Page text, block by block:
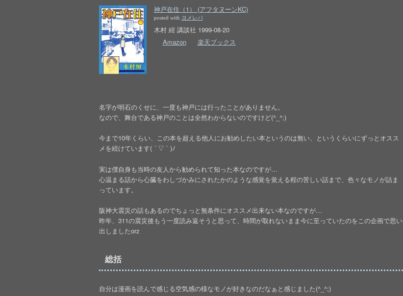
神戸在住（1） (アフタヌーンKC)
posted with ヨメレバ
木村 紺 講談社 1999-08-20
Amazon
楽天ブックス
名字が明石のくせに、一度も神戸には行ったことがありません。
なので、舞台である神戸のことは全然わからないのですけど(^_^;)
今まで10年くらい、この本を超える他人にお勧めしたい本というのは無い、というくらいにずっとオスス
メを続けています( ´ ▽ ` )ﾉ
実は僕自身も当時の友人から勧められて知った本なのですが…
心温まる話から心臓をわしづかみにされたかのような感覚を覚える程の苦しい話まで、色々なモノが詰ま
っています。
阪神大震災の話もあるのでちょっと無条件にオススメ出来ない本なのですが…
昨年、311の震災後もう一度読み返そうと思って、時間が取れないまま今に至っていたのをこの企画で思い
出しましたorz
総括
自分は漫画を読んで感じる空気感の様なモノが好きなのだなぁと感じました(^_^;)